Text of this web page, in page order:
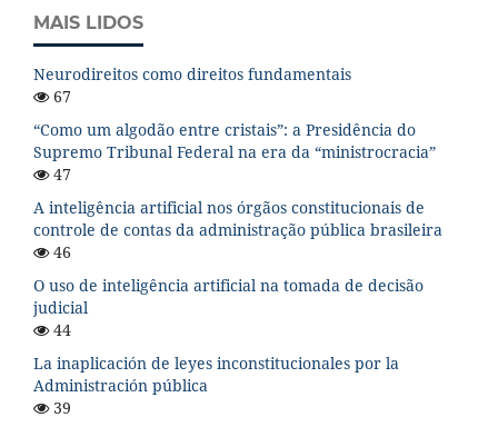
MAIS LIDOS
Neurodireitos como direitos fundamentais
67
“Como um algodão entre cristais”: a Presidência do
Supremo Tribunal Federal na era da “ministrocracia”
47
A inteligência artificial nos órgãos constitucionais de
controle de contas da administração pública brasileira
46
O uso de inteligência artificial na tomada de decisão
judicial
44
La inaplicación de leyes inconstitucionales por la
Administración pública
39